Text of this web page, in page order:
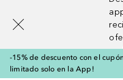
-15% de descuento con el
limitado solo en la App!